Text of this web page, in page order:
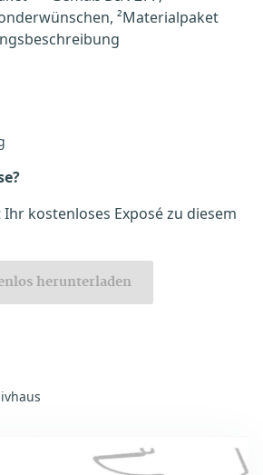
²Materialpaket
Ihr kostenloses Exposé zu diesem
herunterladen